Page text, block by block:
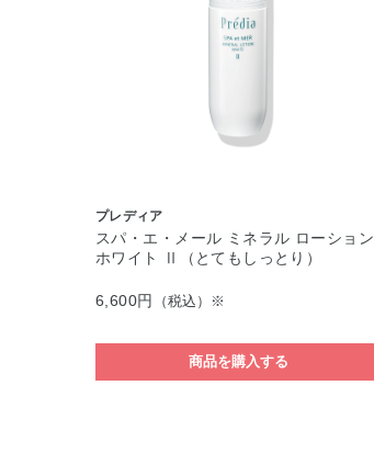
プレディア
スパ・エ・メール ミネラル ローション
ホワイト Ⅱ（とてもしっとり）
6,600円 （税込）※
商品を購入する